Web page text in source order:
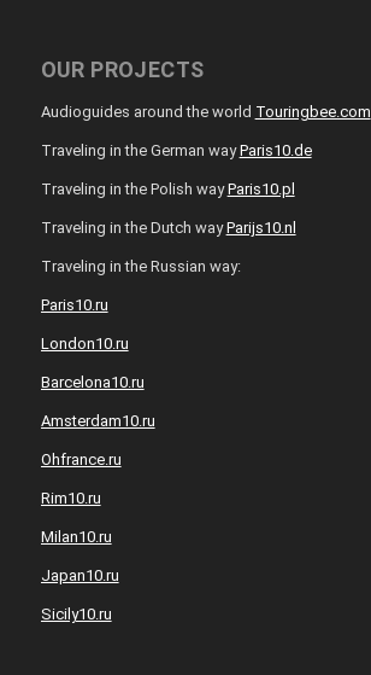
OUR PROJECTS
Audioguides around the world Touringbee.com
Traveling in the German wayParis10.de
Traveling in the Polish wayParis10.pl
Traveling in the Dutch wayParijs10.nl
Traveling in the Russian way:
Paris10.ru
London10.ru
Barcelona10.ru
Amsterdam10.ru
Ohfrance.ru
Rim10.ru
Milan10.ru
Japan10.ru
Sicily10.ru